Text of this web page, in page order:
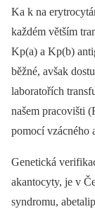
Ka k na
každém větším
Kp(a) a Kp(b)
běžné, avšak
laboratořích
našem pracovišti
pomocí vzácného
Genetická
akantocyty, je v
syndromu,